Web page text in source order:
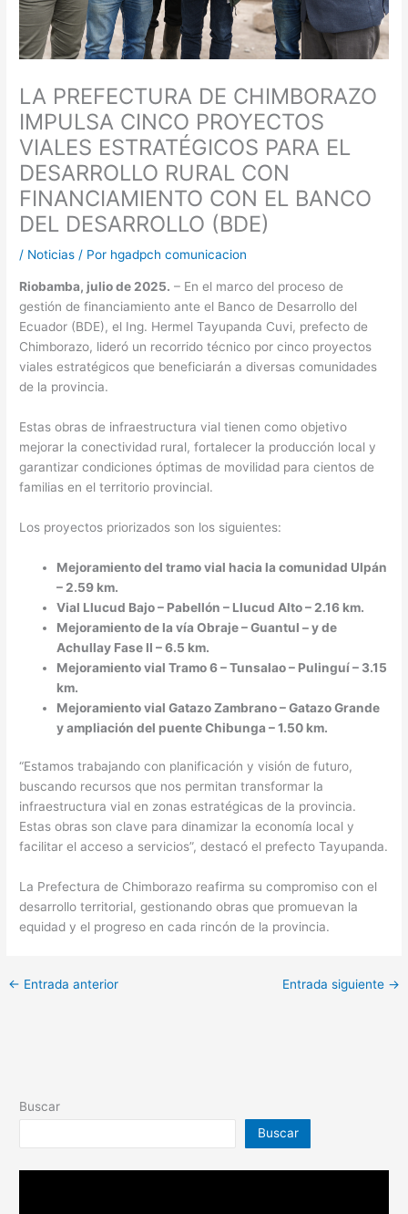
LA PREFECTURA DE CHIMBORAZO
IMPULSA CINCO PROYECTOS
VIALES ESTRATÉGICOS PARA EL
DESARROLLO RURAL CON
FINANCIAMIENTO CON EL BANCO
DEL DESARROLLO (BDE)
/ Noticias / Por hgadpch comunicacion
Riobamba, julio de 2025. – En el marco del proceso de
gestión de financiamiento ante el Banco de Desarrollo del
Ecuador (BDE), el Ing. Hermel Tayupanda Cuvi, prefecto de
Chimborazo, lideró un recorrido técnico por cinco proyectos
viales estratégicos que beneficiarán a diversas comunidades
de la provincia.
Estas obras de infraestructura vial tienen como objetivo
mejorar la conectividad rural, fortalecer la producción local y
garantizar condiciones óptimas de movilidad para cientos de
familias en el territorio provincial.
Los proyectos priorizados son los siguientes:
Mejoramiento del tramo vial hacia la comunidad Ulpán
– 2.59 km.
Vial Llucud Bajo – Pabellón – Llucud Alto– 2.16 km.
Mejoramiento de la vía Obraje – Guantul – y de
Achullay Fase II – 6.5 km.
Mejoramiento vial Tramo 6 – Tunsalao – Pulinguí– 3.15
km.
Mejoramiento vial Gatazo Zambrano – Gatazo Grande
y ampliación del puente Chibunga – 1.50 km.
“Estamos trabajando con planificación y visión de futuro,
buscando recursos que nos permitan transformar la
infraestructura vial en zonas estratégicas de la provincia.
Estas obras son clave para dinamizar la economía local y
facilitar el acceso a servicios”, destacó el prefecto Tayupanda.
La Prefectura de Chimborazo reafirma su compromiso con el
desarrollo territorial, gestionando obras que promuevan la
equidad y el progreso en cada rincón de la provincia.
← Entrada anterior Entrada siguiente →
Buscar
Buscar